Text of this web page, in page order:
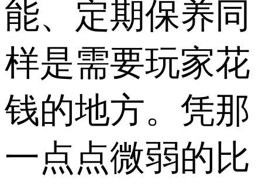
能、定期保养同
样是需要玩家花
钱的地方。凭那
一点点微弱的比